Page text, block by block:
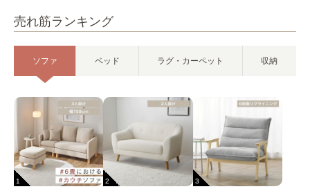
売れ筋ランキング
ソファ ベッド ラグ・カーペット 収納
1 2 3